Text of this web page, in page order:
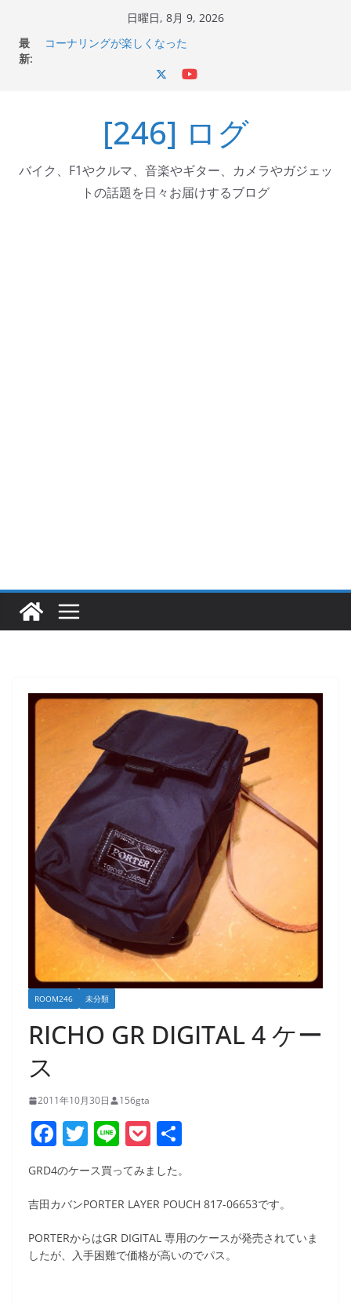
日曜日, 8月 9, 2026
最
新:
Italjet Dragster 200のフロントISSサスの動きが判ったら
コーナリングが楽しくなった
Italjet Dragster 200が納車完了！各部をチェックして、ス
岩手県奥州市へのふるさと納税で KGR HARMONY 南部鉄
器エフェクターが返礼品でもらえる！
[246] ログ
バイク、F1やクルマ、音楽やギター、カメラやガジェッ
トの話題を日々お届けするブログ
ROOM246 未分類
RICHO GR DIGITAL 4 ケー
ス
2011年10月30日 156gta
F
a
c
e
b
o
T
w
itt
er
Li
n
e
P
o
ck
et
GRD4のケース買ってみました。
吉田カバンPORTER LAYER POUCH 817-06653です。
PORTERからはGR DIGITAL 専用のケースが発売されていま
したが、入手困難で価格が高いのでパス。